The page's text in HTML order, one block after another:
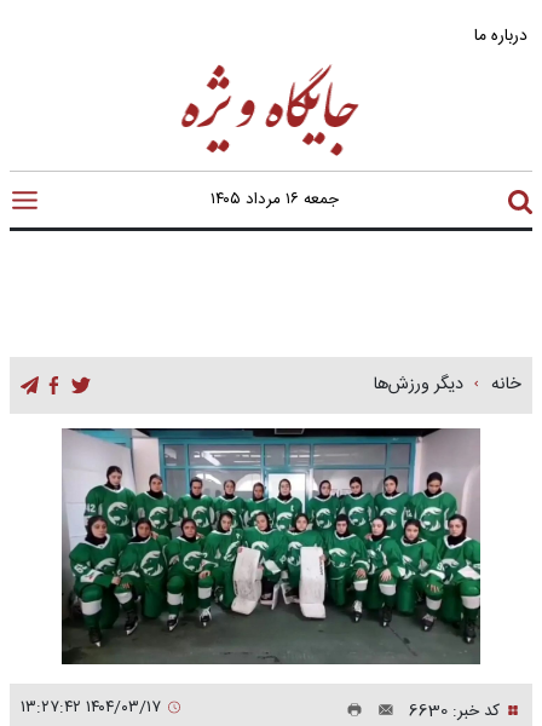
درباره ما
جمعه ۱۶ مرداد ۱۴۰۵
خانه دیگر ورزش‌ها
کد خبر: 6630